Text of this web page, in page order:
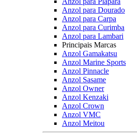
Anzol para Dourado
Anzol para Carpa
Anzol para Curimba
Anzol para Lambari
Principais Marcas
Anzol Gamakatsu
Anzol Marine Sports
Anzol Pinnacle
Anzol Sasame
Anzol Owner
Anzol Kenzaki
Anzol Crown
Anzol VMC
Anzol Meitou